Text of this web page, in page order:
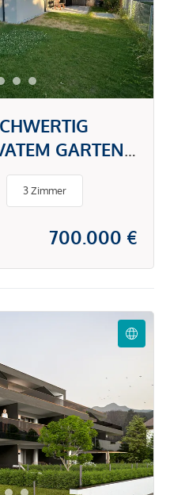
GARTEN,
LAGE
3 Zimmer
700.000 €